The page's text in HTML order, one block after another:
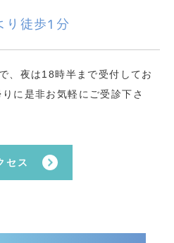
り徒歩1分
、夜は18時半まで受付してお
に是非お気軽にご受診下さ
セス